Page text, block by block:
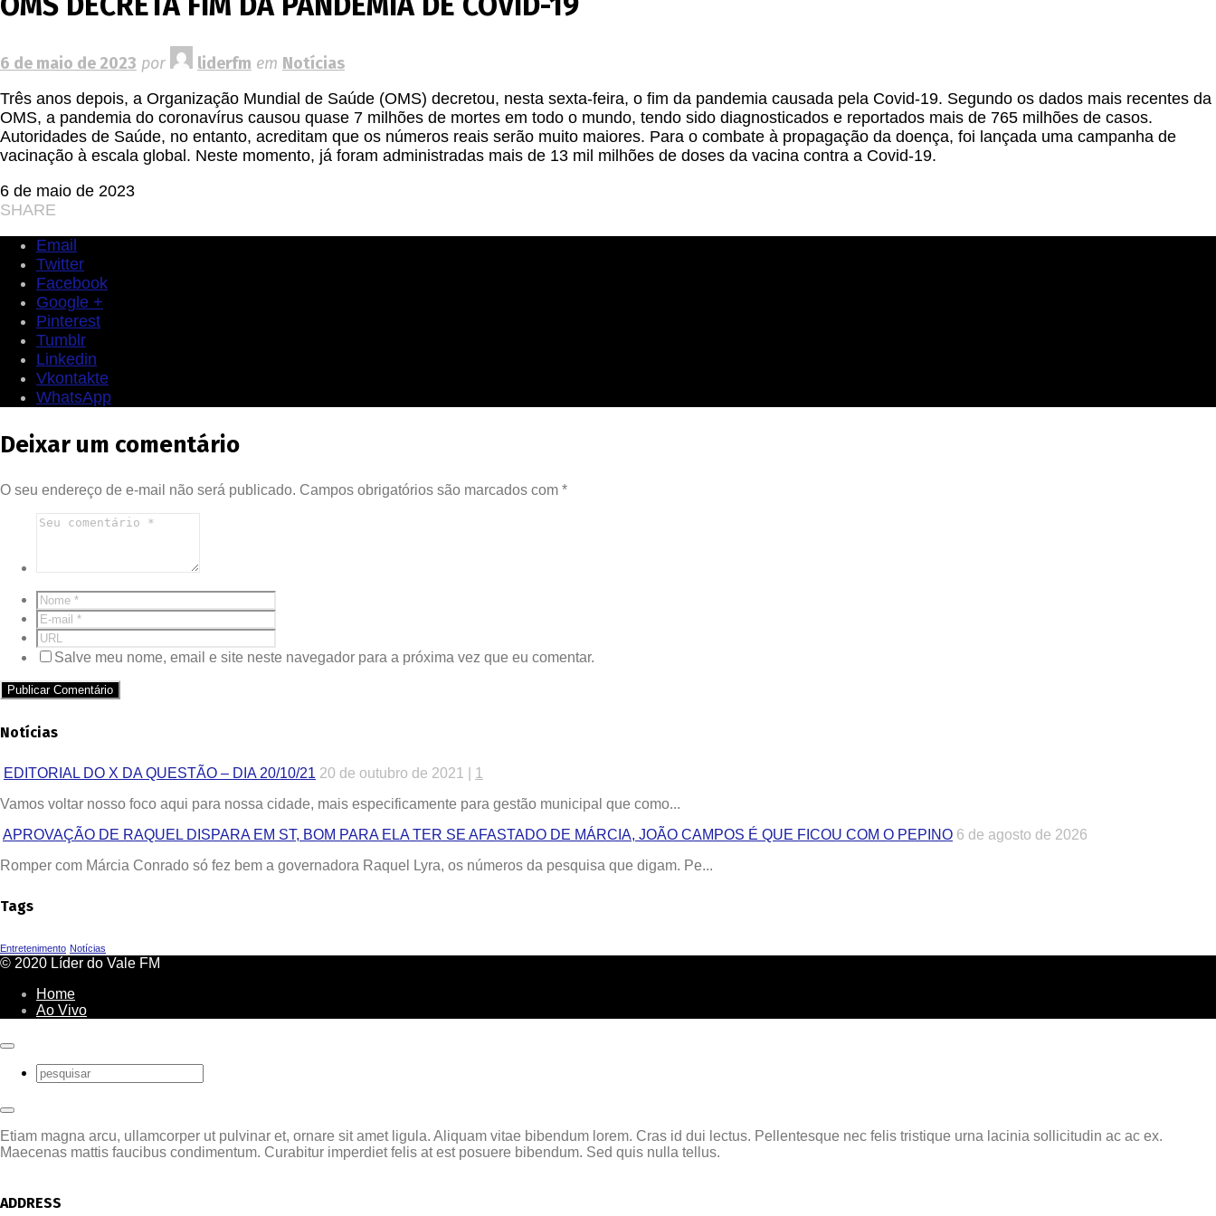
6 de maio de 2023 por liderfm em Notícias
Três anos depois, a Organização Mundial de Saúde (OMS) decretou, nesta sexta-feira, o fim da pandemia causada pela Covid-19. Segundo os dados mais recentes da
OMS, a pandemia do coronavírus causou quase 7 milhões de mortes em todo o mundo, tendo sido diagnosticados e reportados mais de 765 milhões de casos.
Autoridades de Saúde, no entanto, acreditam que os números reais serão muito maiores. Para o combate à propagação da doença, foi lançada uma campanha de
vacinação à escala global. Neste momento, já foram administradas mais de 13 mil milhões de doses da vacina contra a Covid-19.
6 de maio de 2023
SHARE
Email
Twitter
Facebook
Google +
Pinterest
Tumblr
Linkedin
Vkontakte
WhatsApp
Deixar um comentário
O seu endereço de e-mail não será publicado. Campos obrigatórios são marcados com *
Salve meu nome, email e site neste navegador para a próxima vez que eu comentar.
Notícias
EDITORIAL DO X DA QUESTÃO – DIA 20/10/21 20 de outubro de 2021 | 1
Vamos voltar nosso foco aqui para nossa cidade, mais especificamente para gestão municipal que como...
APROVAÇÃO DE RAQUEL DISPARA EM ST, BOM PARA ELA TER SE AFASTADO DE MÁRCIA, JOÃO CAMPOS É QUE FICOU COM O PEPINO 6 de agosto de 2026
Romper com Márcia Conrado só fez bem a governadora Raquel Lyra, os números da pesquisa que digam. Pe...
Tags
Entretenimento Notícias
© 2020 Líder do Vale FM
Home
Ao Vivo
Etiam magna arcu, ullamcorper ut pulvinar et, ornare sit amet ligula. Aliquam vitae bibendum lorem. Cras id dui lectus. Pellentesque nec felis tristique urna lacinia sollicitudin ac ac ex.
Maecenas mattis faucibus condimentum. Curabitur imperdiet felis at est posuere bibendum. Sed quis nulla tellus.
ADDRESS